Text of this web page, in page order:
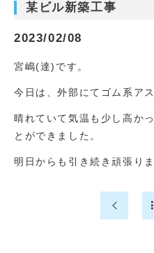
某ビル新築工事
2023/02/08
宮嶋(達)です。
今日は、外部にてゴム系ア
晴れていて気温も少し高か
とができました。
明日からも引き続き頑張りま